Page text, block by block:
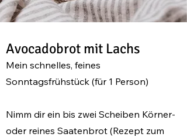
Avocadobrot mit Lachs
Mein schnelles, feines
Sonntagsfrühstück (für 1 Person)
Nimm dir ein bis zwei Scheiben Körner-
oder reines Saatenbrot (Rezept zum